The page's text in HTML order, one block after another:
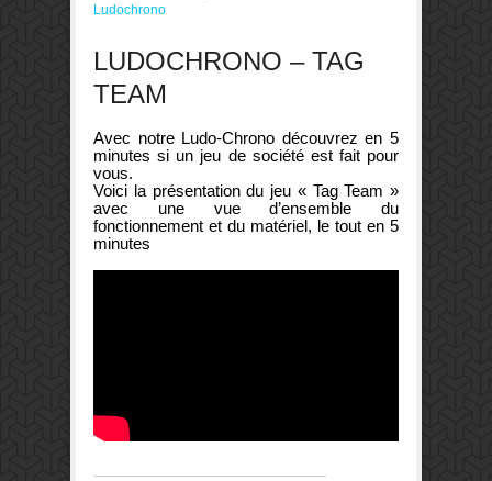
Ludochrono
LUDOCHRONO – TAG
TEAM
Avec notre Ludo-Chrono découvrez en 5
minutes si un jeu de société est fait pour
vous.
Voici la présentation du jeu « Tag Team »
avec une vue d’ensemble du
fonctionnement et du matériel, le tout en 5
minutes